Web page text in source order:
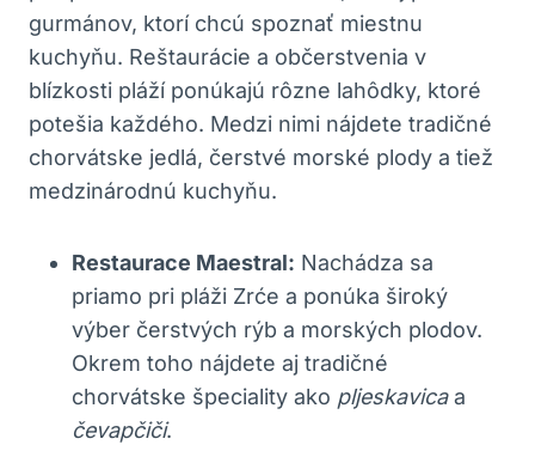
gurmánov, ktorí chcú spoznať miestnu
kuchyňu. Reštaurácie a občerstvenia v
blízkosti pláží ponúkajú rôzne lahôdky, ktoré
potešia každého. Medzi nimi nájdete tradičné
chorvátske jedlá, čerstvé morské plody a tiež
medzinárodnú kuchyňu.
Restaurace Maestral: Nachádza sa
priamo pri pláži Zrće a ponúka široký
výber čerstvých rýb a morských plodov.
Okrem toho nájdete aj tradičné
chorvátske špeciality ako pljeskavicaa
čevapčiči.